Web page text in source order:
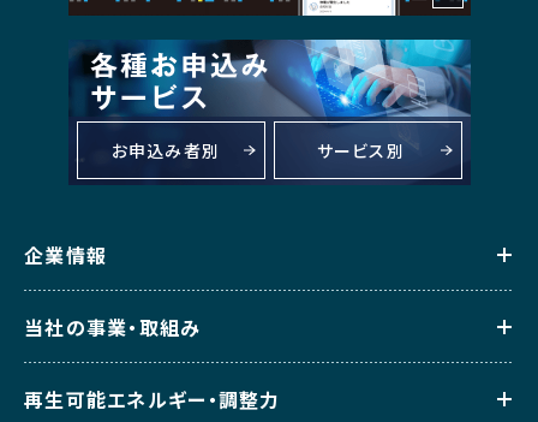
お申込み者別 サービス別
企業情報
当社の事業・取組み
再生可能エネルギー・調整力